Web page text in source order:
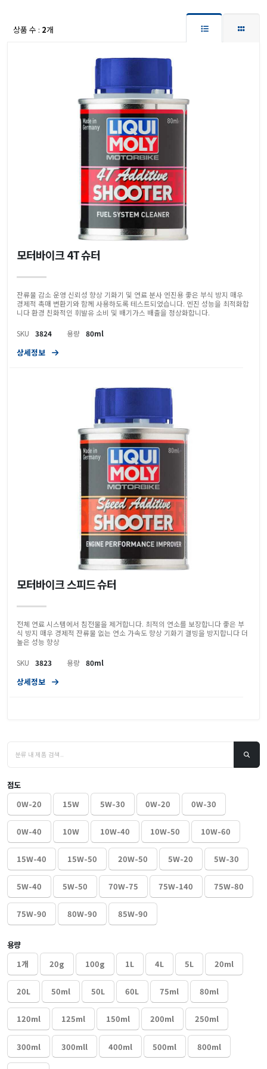
점도
0W-20
15W 5W-30 0W-20 0W-30
0W-40 10W 10W-40 10W-50 10W-60
15W-40 15W-50 20W-50 5W-20 5W-30
5W-40 5W-50 70W-75 75W-140 75W-80
75W-90 80W-90 85W-90
용량
1개
20g 100g 1L 4L 5L 20ml
20L 50ml 50L 60L 75ml 80ml
120ml 125ml 150ml 200ml 250ml
300ml 300mll 400ml 500ml 800ml
상품 수 : 2개
모터바이크 4T 슈터
잔류물 감소 운영 신뢰성 향상 기화기 및 연료 분사 엔진용 좋은 부식 방지 매우
경제적 촉매 변환기와 함께 사용하도록 테스트되었습니다. 엔진 성능을 최적화합
니다 환경 친화적인 휘발유 소비 및 배기가스 배출을 정상화합니다.
SKU 3824 용량 80ml
상세정보
모터바이크 스피드 슈터
전체 연료 시스템에서 침전물을 제거합니다. 최적의 연소를 보장합니다 좋은 부
식 방지 매우 경제적 잔류물 없는 연소 가속도 향상 기화기 결빙을 방지합니다 더
높은 성능 향상
SKU 3823 용량 80ml
상세정보